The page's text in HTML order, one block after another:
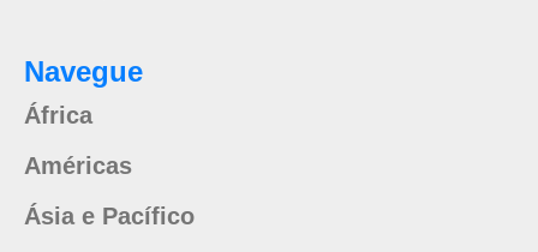
Navegue
África
Américas
Ásia e Pacífico